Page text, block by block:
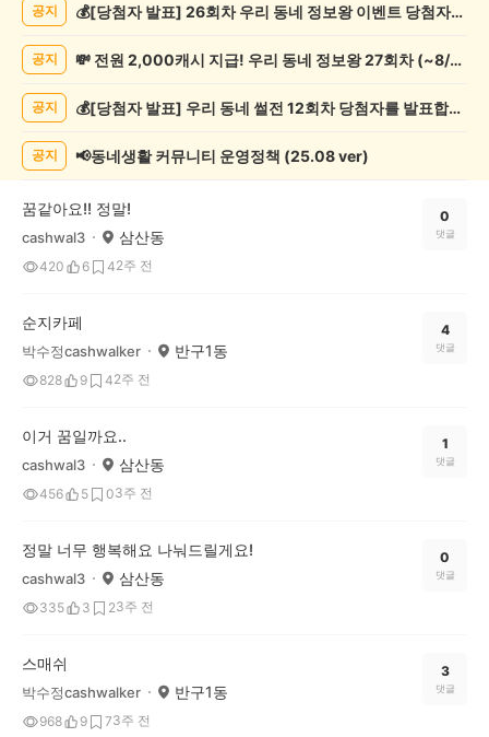
록
공지 💰[당첨자 발표] 26회차 우리 동네 정보왕 이벤트 당첨자를 발표합니다!
공지 💸 전원 2,000캐시 지급! 우리 동네 정보왕 27회차 (~8/10)
공지 💰[당첨자 발표] 우리 동네 썰전 12회차 당첨자를 발표합니다!
공지 📢동네생활 커뮤니티 운영정책 (25.08 ver)
꿈같아요!! 정말!
cashwal3 삼산동
420 6 42주 전
0
댓글
순지카페
박수정cashwalker 반구1동
828 9 42주 전
4
댓글
이거 꿈일까요..
cashwal3 삼산동
456 5 03주 전
1
댓글
정말 너무 행복해요 나눠드릴게요!
cashwal3 삼산동
335 3 23주 전
0
댓글
스매쉬
박수정cashwalker 반구1동
968 9 73주 전
3
댓글